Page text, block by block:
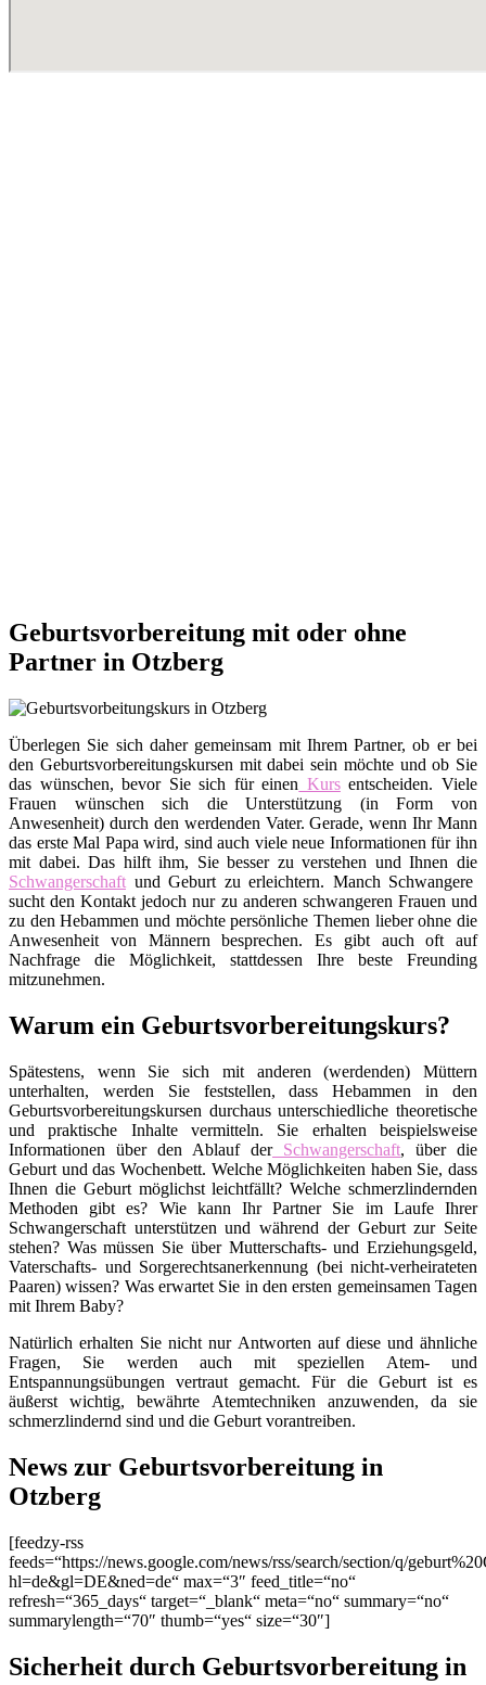
Geburtsvorbereitung mit oder ohne
Partner in Otzberg
Überlegen Sie sich daher gemeinsam mit Ihrem Partner, ob er bei
den Geburtsvorbereitungskursen mit dabei sein möchte und ob Sie
das wünschen, bevor Sie sich für einen Kursentscheiden. Viele
Frauen wünschen sich die Unterstützung (in Form von
Anwesenheit) durch den werdenden Vater. Gerade, wenn Ihr Mann
das erste Mal Papa wird, sind auch viele neue Informationen für ihn
mit dabei. Das hilft ihm, Sie besser zu verstehen und Ihnen die
Schwangerschaft und Geburt zu erleichtern. Manch Schwangere
sucht den Kontakt jedoch nur zu anderen schwangeren Frauen und
zu den Hebammen und möchte persönliche Themen lieber ohne die
Anwesenheit von Männern besprechen. Es gibt auch oft auf
Nachfrage die Möglichkeit, stattdessen Ihre beste Freunding
mitzunehmen.
Warum ein Geburtsvorbereitungskurs?
Spätestens, wenn Sie sich mit anderen (werdenden) Müttern
unterhalten, werden Sie feststellen, dass Hebammen in den
Geburtsvorbereitungskursen durchaus unterschiedliche theoretische
und praktische Inhalte vermitteln. Sie erhalten beispielsweise
Informationen über den Ablauf derSchwangerschaft, über die
Geburt und das Wochenbett. Welche Möglichkeiten haben Sie, dass
Ihnen die Geburt möglichst leichtfällt? Welche schmerzlindernden
Methoden gibt es? Wie kann Ihr Partner Sie im Laufe Ihrer
Schwangerschaft unterstützen und während der Geburt zur Seite
stehen? Was müssen Sie über Mutterschafts- und Erziehungsgeld,
Vaterschafts- und Sorgerechtsanerkennung (bei nicht-verheirateten
Paaren) wissen? Was erwartet Sie in den ersten gemeinsamen Tagen
mit Ihrem Baby?
Natürlich erhalten Sie nicht nur Antworten auf diese und ähnliche
Fragen, Sie werden auch mit speziellen Atem- und
Entspannungsübungen vertraut gemacht. Für die Geburt ist es
äußerst wichtig, bewährte Atemtechniken anzuwenden, da sie
schmerzlindernd sind und die Geburt vorantreiben.
News zur Geburtsvorbereitung in
Otzberg
[feedzy-rss
feeds=“https://news.google.com/news/rss/search/section/q/
hl=de&gl=DE&ned=de“ max=“3″ feed_title=“no“
refresh=“365_days“ target=“_blank“ meta=“no“ summary=“no“
summarylength=“70″ thumb=“yes“ size=“30″]
Sicherheit durch Geburtsvorbereitung in